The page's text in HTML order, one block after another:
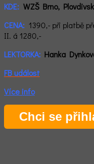
KDE: WZŠ Brno,
CENA: 1390,- při platbě
II. á 1280,-
LEKTORKA: Hanka
FB událost
Více info
Chci se